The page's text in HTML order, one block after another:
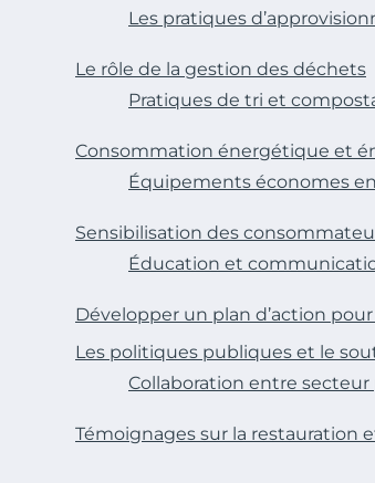
Les pratiques
Le rôle de la gestion des déchets
Pratiques de tri et
Consommation énergétique et
Équipements économes
Sensibilisation des
Éducation et
Développer un plan d’action
Les politiques publiques et le
Collaboration entre
Témoignages sur la restauration